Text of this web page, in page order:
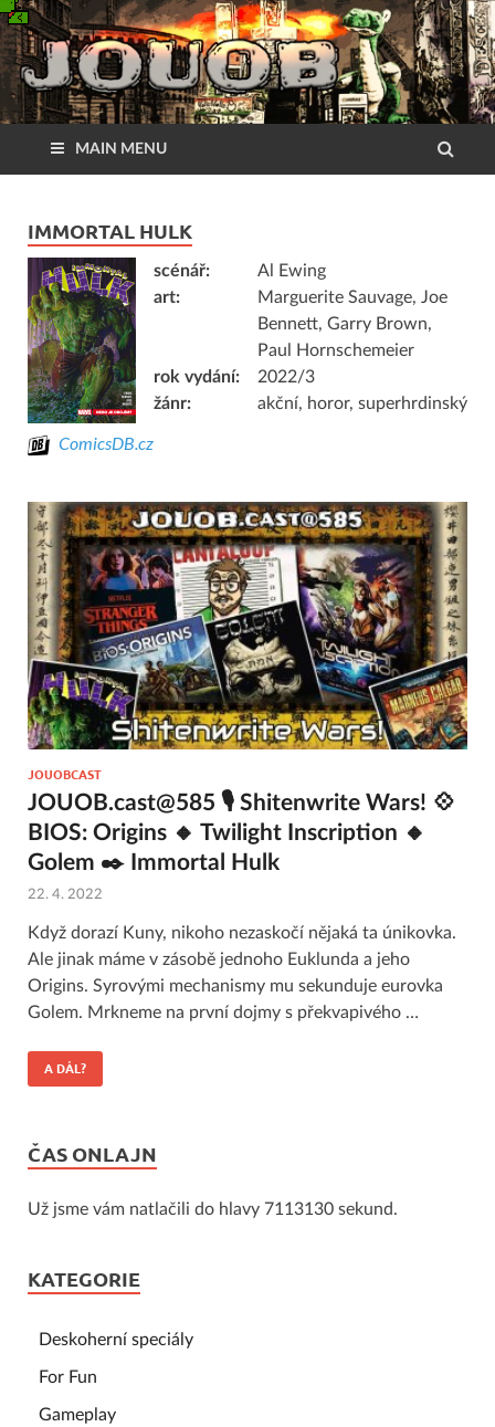
MAIN MENU
IMMORTAL HULK
scénář:
Al Ewing
art:
Marguerite Sauvage, Joe
Bennett, Garry Brown,
Paul Hornschemeier
rok vydání:
2022/3
žánr:
akční, horor, superhrdinský
ComicsDB.cz
JOUOBCAST
JOUOB.cast@585 🎙 Shitenwrite Wars! 💠
BIOS: Origins 🔸 Twilight Inscription 🔸
Golem ✒️ Immortal Hulk
22. 4. 2022
Když dorazí Kuny, nikoho nezaskočí nějaká ta únikovka.
Ale jinak máme v zásobě jednoho Euklunda a jeho
Origins. Syrovými mechanismy mu sekunduje eurovka
Golem. Mrkneme na první dojmy s překvapivého …
A DÁL?
ČAS ONLAJN
Už jsme vám natlačili do hlavy 7113130 sekund.
KATEGORIE
Deskoherní speciály
For Fun
Gameplay